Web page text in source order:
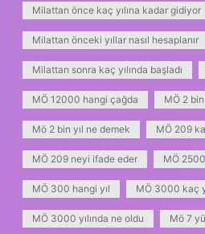
Milattan önce kaç yılına kadar gidiyor
Milattan önceki yıllar nasıl hesaplanır
Milattan sonra kaç yılında başladı
MÖ 12000 hangi çağda MÖ 2
Mö 2 bin yıl ne demek MÖ 209
MÖ 209 neyi ifade eder MÖ
MÖ 300 hangi yıl MÖ 3000 kaç
MÖ 3000 yılında ne oldu Mö 7